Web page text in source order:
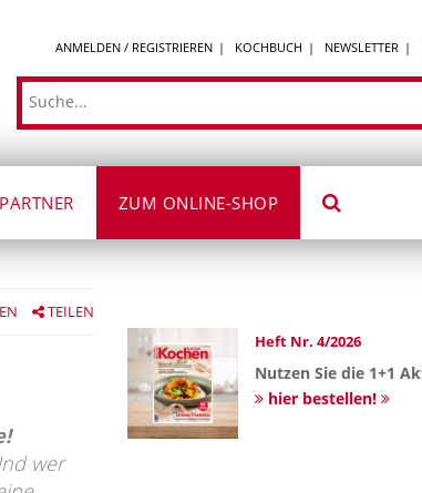
ANMELDEN / REGISTRIEREN KOCHBUCH NEWSLETTER
Suche
PARTNER ZUM ONLINE-SHOP
TEILEN
wer
Heft Nr. 4/2026
Nutzen Sie die 1+1
hier bestellen!